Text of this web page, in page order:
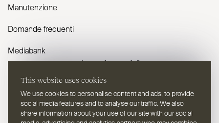
This website uses cookies
We use cookies to personalise content and ads, to provide
social media features and to analyse our traffic. We also
share information about your use of our site with our social
Manutenzione
Domande frequenti
Mediabank
Avete domande?